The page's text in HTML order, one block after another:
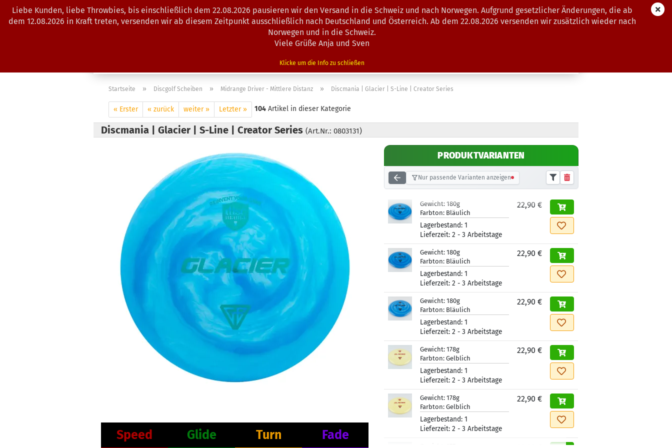
Suche...
Liebe Kunden, liebe Throwbies, bis einschließlich dem 22.08.2026 pausieren wir den Versand in die Schweiz und nach Norwegen. Aufgrund gesetzlicher Änderungen, die ab
dem 12.08.2026 in Kraft treten, versenden wir ab diesem Zeitpunkt ausschließlich nach Deutschland und Österreich. Ab dem 22.08.2026 versenden wir zusätzlich wieder nach
Norwegen und in die Schweiz.
Viele Grüße Anja und Sven
Klicke um die Info zu schließen
AUSRÜSTUNG ZUBEHÖR
Startseite » Discgolf Scheiben » Midrange Driver - Mittlere Distanz » Discmania | Glacier | S-Line | Creator Series
« Erster « zurück weiter » Letzter » 104 Artikel in dieser Kategorie
Discmania | Glacier | S-Line | Creator Series (Art.Nr.: 0803131)
Speed Glide Turn Fade
PRODUKTVARIANTEN
Nur passende Varianten anzeigen
Gewicht: 180g
Farbton: Bläulich
Lagerbestand: 1
Lieferzeit: 2 - 3 Arbeitstage
22,90 €
Gewicht: 180g
Farbton: Bläulich
Lagerbestand: 1
Lieferzeit: 2 - 3 Arbeitstage
22,90 €
Gewicht: 180g
Farbton: Bläulich
Lagerbestand: 1
Lieferzeit: 2 - 3 Arbeitstage
22,90 €
Gewicht: 178g
Farbton: Gelblich
Lagerbestand: 1
Lieferzeit: 2 - 3 Arbeitstage
22,90 €
Gewicht: 178g
Farbton: Gelblich
Lagerbestand: 1
Lieferzeit: 2 - 3 Arbeitstage
22,90 €